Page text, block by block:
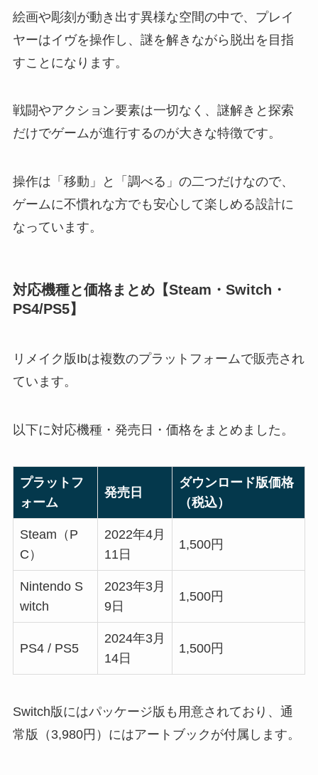
絵画や彫刻が動き出す異様な空間の中で、プレイ
ヤーはイヴを操作し、謎を解きながら脱出を目指
すことになります。
戦闘やアクション要素は一切なく、謎解きと探索
だけでゲームが進行するのが大きな特徴です。
操作は「移動」と「調べる」の二つだけなので、
ゲームに不慣れな方でも安心して楽しめる設計に
なっています。
対応機種と価格まとめ【Steam・Switch・
PS4/PS5】
リメイク版Ibは複数のプラットフォームで販売され
ています。
以下に対応機種・発売日・価格をまとめました。
プラットフ
ォーム
発売日
ダウンロード版価格
（税込）
Steam（P
C）
2022年4月
11日
1,500円
Nintendo S
witch
2023年3月
9日
1,500円
PS4 / PS5
2024年3月
14日
1,500円
Switch版にはパッケージ版も用意されており、通
常版（3,980円）にはアートブックが付属します。